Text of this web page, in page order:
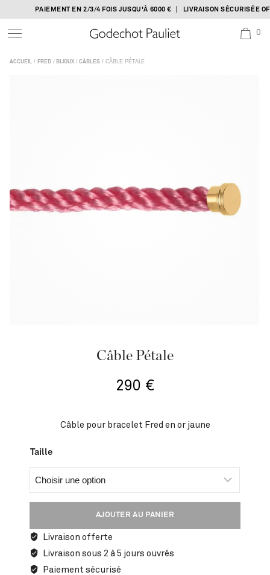
to
content
PAIEMENT EN 2/3/4 FOIS JUSQU'À 6000 € | LIVRAISON SÉCURISÉE
0
ACCUEIL / FRED/ BIJOUX/CÂBLES/ CÂBLE PÉTALE
Câble Pétale
290 €
Câble pour bracelet Fred en or jaune
Taille
AJOUTER AU PANIER
Livraison offerte
Livraison sous 2 à 5 jours ouvrés
Paiement sécurisé